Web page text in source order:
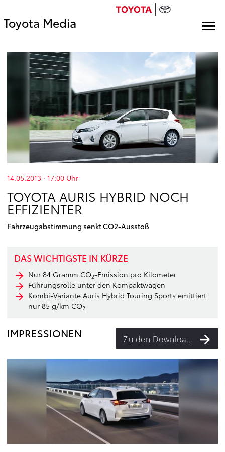
Toyota Media
14.05.2013 · 17:00 Uhr
TOYOTA AURIS HYBRID NOCH
EFFIZIENTER
Fahrzeugabstimmung senkt CO2-Ausstoß
DAS WICHTIGSTE IN KÜRZE
Nur 84 Gramm CO2-Emission pro Kilometer
Führungsrolle unter den Kompaktwagen
Kombi-Variante Auris Hybrid Touring Sports emittiert
nur 85 g/km CO2
IMPRESSIONEN Zu den Downloads